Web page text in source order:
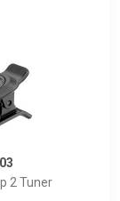
2 Tuner